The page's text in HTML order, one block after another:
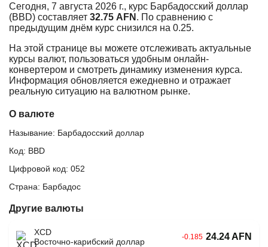
Сегодня, 7 августа 2026 г., курс Барбадосский доллар
(BBD) составляет 32.75 AFN . По сравнению с
предыдущим днём курс снизился на 0.25.
На этой странице вы можете отслеживать актуальные
курсы валют, пользоваться удобным онлайн-
конвертером и смотреть динамику изменения курса.
Информация обновляется ежедневно и отражает
реальную ситуацию на валютном рынке.
О валюте
Называние: Барбадосский доллар
Код: BBD
Цифровой код: 052
Страна: Барбадос
Другие валюты
XCD
Восточно-карибский доллар
-0.185 24.24 AFN